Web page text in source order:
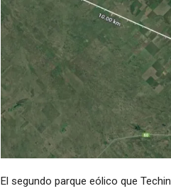
El segundo parque eólico que